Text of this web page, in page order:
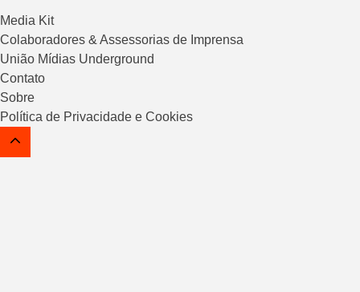
Media Kit
Colaboradores & Assessorias de Imprensa
União Mídias Underground
Contato
Sobre
Política de Privacidade e Cookies